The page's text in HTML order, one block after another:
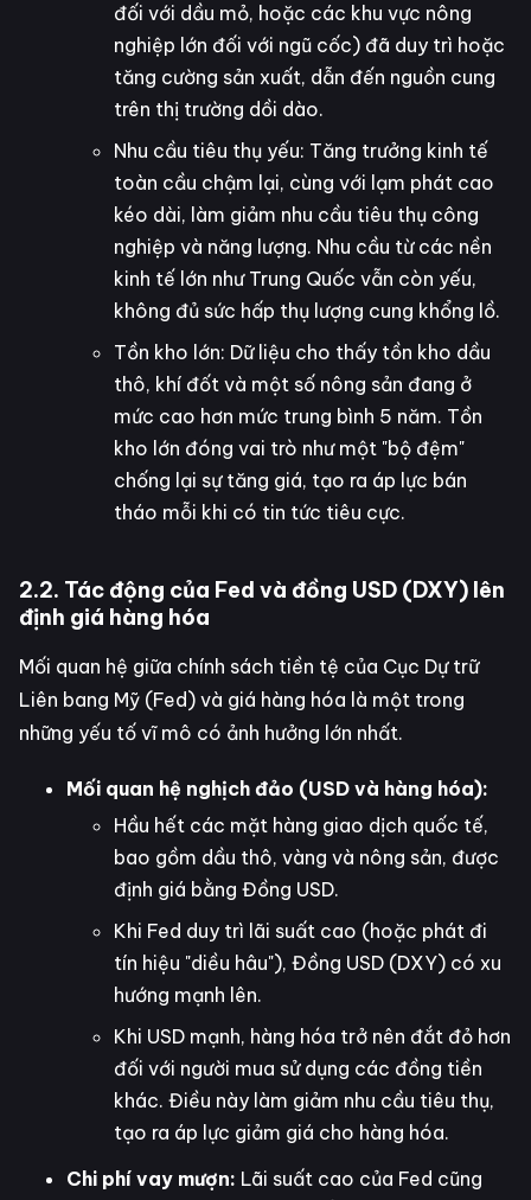
đối với dầu mỏ, hoặc các khu vực nông
nghiệp lớn đối với ngũ cốc) đã duy trì hoặc
tăng cường sản xuất, dẫn đến nguồn cung
trên thị trường dồi dào.
Nhu cầu tiêu thụ yếu: Tăng trưởng kinh tế
toàn cầu chậm lại, cùng với lạm phát cao
kéo dài, làm giảm nhu cầu tiêu thụ công
nghiệp và năng lượng. Nhu cầu từ các nền
kinh tế lớn như Trung Quốc vẫn còn yếu,
không đủ sức hấp thụ lượng cung khổng lồ.
Tồn kho lớn: Dữ liệu cho thấy tồn kho dầu
thô, khí đốt và một số nông sản đang ở
mức cao hơn mức trung bình 5 năm. Tồn
kho lớn đóng vai trò như một "bộ đệm"
chống lại sự tăng giá, tạo ra áp lực bán
tháo mỗi khi có tin tức tiêu cực.
2.2. Tác động của Fed và đồng USD (DXY) lên
định giá hàng hóa
Mối quan hệ giữa chính sách tiền tệ của Cục Dự trữ
Liên bang Mỹ (Fed) và giá hàng hóa là một trong
những yếu tố vĩ mô có ảnh hưởng lớn nhất.
Mối quan hệ nghịch đảo (USD và hàng hóa):
Hầu hết các mặt hàng giao dịch quốc tế,
bao gồm dầu thô, vàng và nông sản, được
định giá bằng Đồng USD.
Khi Fed duy trì lãi suất cao (hoặc phát đi
tín hiệu "diều hâu"), Đồng USD (DXY) có xu
hướng mạnh lên.
Khi USD mạnh, hàng hóa trở nên đắt đỏ hơn
đối với người mua sử dụng các đồng tiền
khác. Điều này làm giảm nhu cầu tiêu thụ,
tạo ra áp lực giảm giá cho hàng hóa.
Chi phí vay mượn: Lãi suất cao của Fed cũng